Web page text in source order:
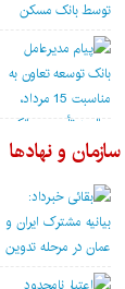
سازمان و نهادها